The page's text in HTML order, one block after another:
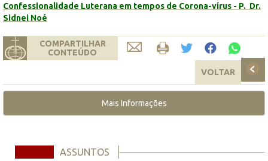
Confessionalidade Luterana em tempos de Corona-vírus - P. Dr.
Sidnei Noé
COMPARTILHAR
CONTEÚDO
VOLTAR
Mais Informações
ASSUNTOS